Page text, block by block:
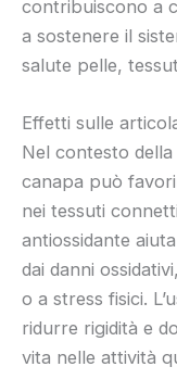
contribuiscono a
a sostenere il
salute pelle,
Effetti sulle
Nel contesto della
canapa può
nei tessuti
antiossidante
dai danni
o a stress fisici.
ridurre rigidità e
vita nelle attività